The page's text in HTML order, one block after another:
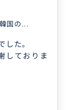
国の...
した。
しておりま